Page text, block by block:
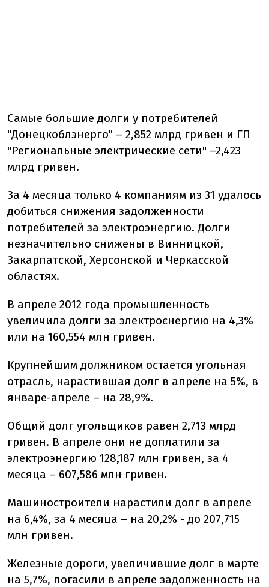
Самые большие долги у потребителей
"Донецкоблэнерго" – 2,852 млрд гривен и ГП
"Региональные электрические сети" –2,423
млрд гривен.
За 4 месяца только 4 компаниям из 31 удалось
добиться снижения задолженности
потребителей за электроэнергию. Долги
незначительно снижены в Винницкой,
Закарпатской, Херсонской и Черкасской
областях.
В апреле 2012 года промышленность
увеличила долги за электроєнергию на 4,3%
или на 160,554 млн гривен.
Крупнейшим должником остается угольная
отрасль, нарастившая долг в апреле на 5%, в
январе-апреле – на 28,9%.
Общий долг угольщиков равен 2,713 млрд
гривен. В апреле они не доплатили за
электроэнергию 128,187 млн гривен, за 4
месяца – 607,586 млн гривен.
Машиностроители нарастили долг в апреле
на 6,4%, за 4 месяца – на 20,2% - до 207,715
млн гривен.
Железные дороги, увеличившие долг в марте
на 5,7%, погасили в апреле задолженность на